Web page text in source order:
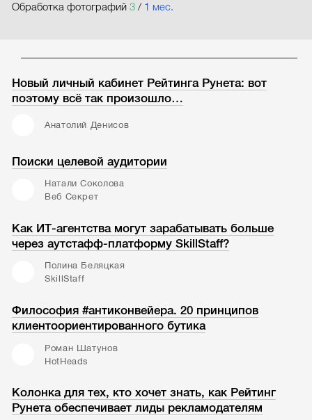
Обработка фотографий 3 / 1 мес.
Новый личный кабинет Рейтинга Рунета: вот
поэтому всё так произошло…
Анатолий Денисов
Поиски целевой аудитории
Натали Соколова
Веб Секрет
Как ИТ-агентства могут зарабатывать больше
через аутстафф-платформу SkillStaff?
Полина Беляцкая
SkillStaff
Философия #антиконвейера. 20 принципов
клиентоориентированного бутика
Роман Шатунов
HotHeads
Колонка для тех, кто хочет знать, как Рейтинг
Рунета обеспечивает лиды рекламодателям